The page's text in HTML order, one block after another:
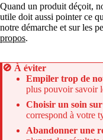
Quand un produit déçoit,
utile doit aussi pointer ce
notre démarche et sur les
propos.
🚫 À éviter
Empiler trop de
plus pouvoir savoir
Choisir un soin
correspond à votre
Abandonner une